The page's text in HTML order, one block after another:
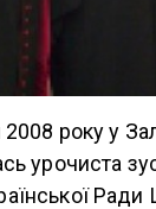
року у
урочиста
Ради